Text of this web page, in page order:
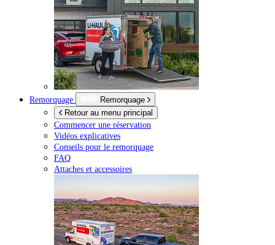
Remorquage
Remorquage
Retour au menu principal
Commencer une réservation
Vidéos explicatives
Conseils pour le remorquage
FAQ
Attaches et accessoires